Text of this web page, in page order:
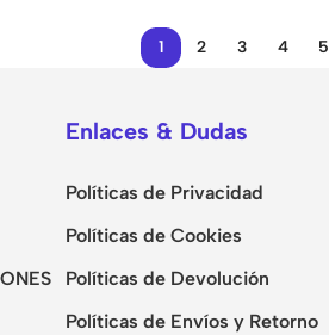
1 2 3 4 5
Enlaces & Dudas
Políticas de Privacidad
Políticas de Cookies
Políticas de Devolución
Políticas de Envíos y Retorno